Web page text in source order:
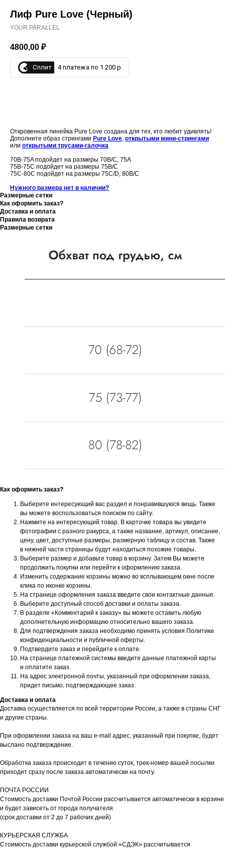
Лиф Pure Love (Черный)
YOUR PARALLEL
4800,00 ₽
Сплит 4 платежа по 1 200 р.
Откровенная линейка Pure Love создана для тех, кто любит удивлять!
Дополните образ стрингами Pure Love открытыми мини-стрингами
или открытыми трусами-галочка
70B-75A подойдет на размеры 70B/C, 75A
75B-75С подойдет на размеры 75B/C
75C-80C подойдет на размеры 75C/D, 80B/C
Нужного размера нет в наличии?
Размерные сетки
Как оформить заказ?
Доставка и оплата
Правила возврата
Размерные сетки
Как оформить заказ?
Выберите интересующий вас раздел и понравившуюся вещь. Также
вы можете воспользоваться поиском по сайту.
Нажмите на интересующий товар. В карточке товара вы увидите
фотографии с разного ракурса, а также название, артикул, описание,
цену, цвет, доступные размеры, размерную таблицу и состав. Также
в нижней части страницы будут находиться похожие товары.
Выберите размер и добавьте товар в корзину. Затем Вы можете
продолжить покупки или перейти к оформлению заказа.
Изменить содержание корзины можно во всплывающем окне после
клика по иконке корзины.
На странице оформления заказа введите свои контактные данные.
Выберите доступный способ доставки и оплаты заказа.
В разделе «Комментарий к заказу» вы можете оставить любую
дополнительную информацию относительно вашего заказа.
Для подтверждения заказа необходимо принять условия Политики
конфиденциальности и публичной оферты.
Подтвердите заказ и перейдите к оплате.
На странице платежной системы введите данные платежной карты
и оплатите заказ.
На адрес электронной почты, указанный при оформлении заказа,
придет письмо, подтверждающее заказ.
Доставка и оплата
Доставка осуществляется по всей территории России, а также в страны СНГ
и другие страны.
При оформлении заказа на ваш e-mail адрес, указанный при покупке, будет
выслано подтверждение.
Обработка заказа происходит в течение суток, трек-номер вашей посылки
приходит сразу после заказа автоматически на почту.
ПОЧТА РОССИИ
Стоимость доставки Почтой России рассчитывается автоматически в корзине
и будет зависеть от города получателя
(срок доставки от 2 до 7 рабочих дней)
КУРЬЕРСКАЯ СЛУЖБА
Стоимость доставки курьерской службой «СДЭК» рассчитывается